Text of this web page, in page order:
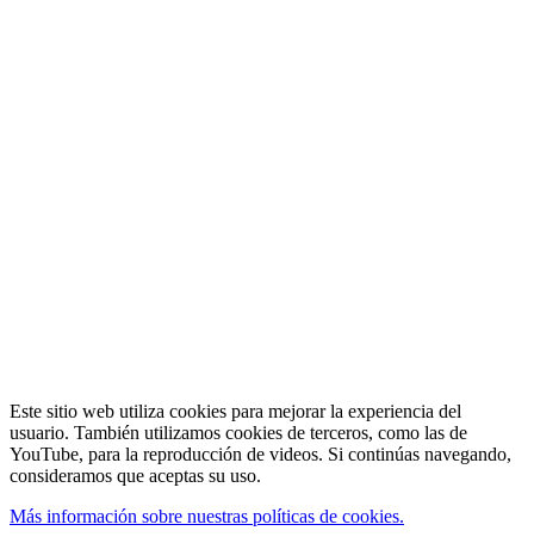
Este sitio web utiliza cookies para mejorar la experiencia del
usuario. También utilizamos cookies de terceros, como las de
YouTube, para la reproducción de videos. Si continúas navegando,
consideramos que aceptas su uso.
Más información sobre nuestras políticas de cookies.